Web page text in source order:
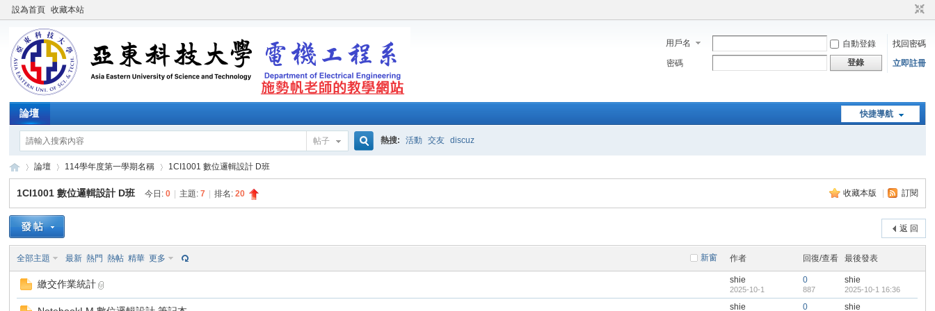
設為首頁 收藏本站
用戶名 自動登錄
找回密碼
密碼
登錄 立即註冊
快捷導航
論壇
帖子 熱搜: 活動 交友 discuz
施 »
論壇
›
114學年度第一學期名稱 1CI1001 數位邏輯設計 D班
收藏本版 訂閱
1CI1001 數位邏輯設計 D班 今日:0 主題:7 排名:20
返 回
新窗
全部主題 最新 熱門 熱帖 精華 更多 作者 回復/查看 最後發表
繳交作業統計 shie
2025-10-1
0
887
shie
2025-10-1 16:36
shie 0 shie